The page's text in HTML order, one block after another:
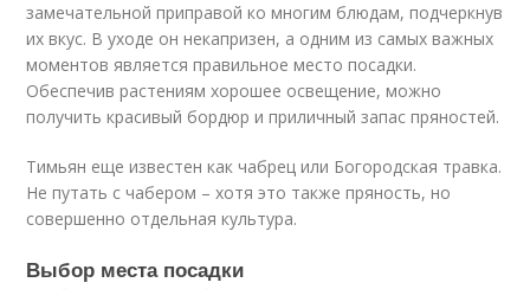
замечательной приправой ко многим блюдам, подчеркнув
их вкус. В уходе он некапризен, а одним из самых важных
моментов является правильное место посадки.
Обеспечив растениям хорошее освещение, можно
получить красивый бордюр и приличный запас пряностей.
Тимьян еще известен как чабрец или Богородская травка.
Не путать с чабером – хотя это также пряность, но
совершенно отдельная культура.
Выбор места посадки